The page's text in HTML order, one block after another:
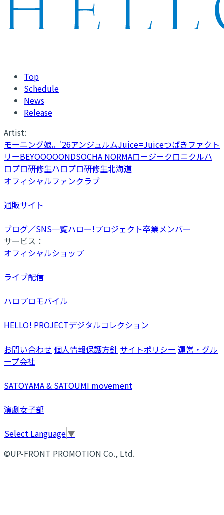
Top
Schedule
News
Release
Artist:
モーニング娘。'26アンジュルムJuice=Juiceつばきファクト
リーBEYOOOOONDSOCHA NORMAロージークロニクルハ
ロプロ研修生ハロプロ研修生北海道
オフィシャルファンクラブ
通販サイト
ブログ／SNS一覧ハロー!プロジェクト卒業メンバー
サービス：
オフィシャルショップ
ライブ配信
ハロプロモバイル
HELLO! PROJECTデジタルコレクション
お問い合わせ 個人情報保護方針 サイトポリシー 運営・グル
ープ会社
SATOYAMA & SATOUMI movement
演劇女子部
Select Language▼
©UP-FRONT PROMOTION Co., Ltd.